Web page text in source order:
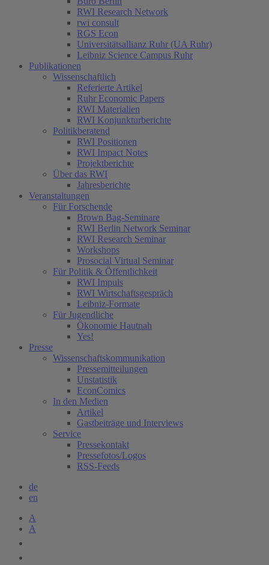
RWI Research Network
rwi consult
RGS Econ
Universitätsallianz Ruhr (UA Ruhr)
Leibniz Science Campus Ruhr
Publikationen
Wissenschaftlich
Referierte Artikel
Ruhr Economic Papers
RWI Materialien
RWI Konjunkturberichte
Politikberatend
RWI Positionen
RWI Impact Notes
Projektberichte
Über das RWI
Jahresberichte
Veranstaltungen
Für Forschende
Brown Bag-Seminare
RWI Berlin Network Seminar
RWI Research Seminar
Workshops
Prosocial Virtual Seminar
Für Politik & Öffentlichkeit
RWI Impuls
RWI Wirtschaftsgespräch
Leibniz-Formate
Für Jugendliche
Ökonomie Hautnah
Yes!
Presse
Wissenschaftskommunikation
Pressemitteilungen
Unstatistik
EconComics
In den Medien
Artikel
Gastbeiträge und Interviews
Service
Pressekontakt
Pressefotos/Logos
RSS-Feeds
de
en
A
A